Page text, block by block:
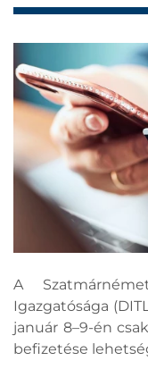
A
Igazgatósága
január 8–9-én
befizetése